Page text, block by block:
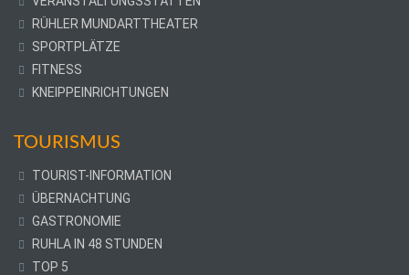
RÜHLER MUNDARTTHEATER
SPORTPLÄTZE
FITNESS
KNEIPPEINRICHTUNGEN
TOURISMUS
TOURIST-INFORMATION
ÜBERNACHTUNG
GASTRONOMIE
RUHLA IN 48 STUNDEN
TOP 5